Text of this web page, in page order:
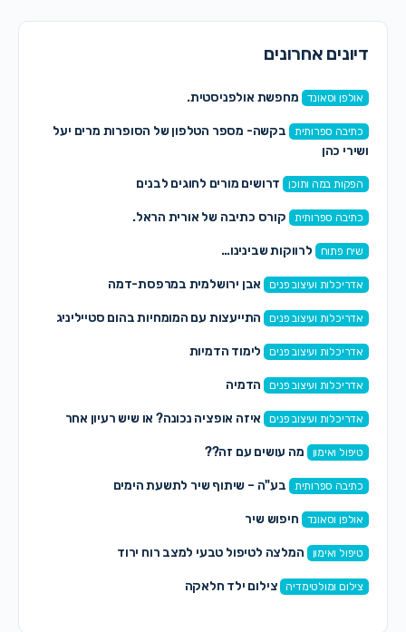
דיונים אחרונים
אולפן וסאונד מחפשת אולפניסטית.
כתיבה ספרותית
בקשה- מספר הטלפון של הסופרות מרים יעל
ושירי כהן
הפקות במה ותוכן דרושים מורים לחוגים לבנים
כתיבה ספרותית קורס כתיבה של אורית הראל.
שיח פתוח לרווקות שבינינו…
אדריכלות ועיצוב פנים אבן ירושלמית במרפסת-דמה
אדריכלות ועיצוב פנים התייעצות עם המומחיות בהום סטייליניג
אדריכלות ועיצוב פנים לימוד הדמיות
אדריכלות ועיצוב פנים הדמיה
אדריכלות ועיצוב פנים איזה אופציה נכונה? או שיש רעיון אחר
טיפול ואימון מה עושים עם זה??
כתיבה ספרותית בע"ה – שיתוף שיר לתשעת הימים
אולפן וסאונד חיפוש שיר
טיפול ואימון המלצה לטיפול טבעי למצב רוח ירוד
צילום ומולטימדיה צילום ילד חלאקה